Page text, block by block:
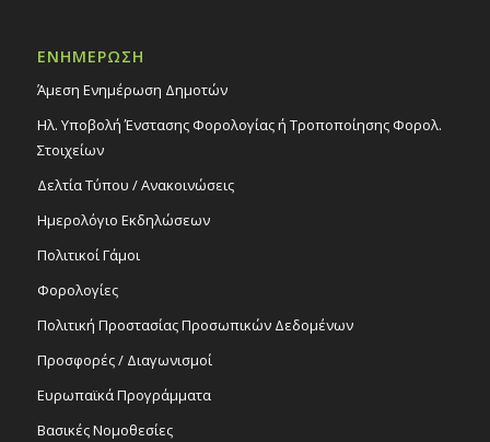
ΕΝΗΜΕΡΩΣΗ
Άμεση Ενημέρωση Δημοτών
Ηλ. Υποβολή Ένστασης Φορολογίας ή Τροποποίησης Φορολ.
Στοιχείων
Δελτία Τύπου / Ανακοινώσεις
Ημερολόγιο Εκδηλώσεων
Πολιτικοί Γάμοι
Φορολογίες
Πολιτική Προστασίας Προσωπικών Δεδομένων
Προσφορές / Διαγωνισμοί
Ευρωπαϊκά Προγράμματα
Βασικές Νομοθεσίες